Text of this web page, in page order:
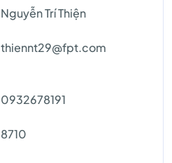
Nguyễn Trí Thiện
thiennt29@fpt.com
0932678191
8710